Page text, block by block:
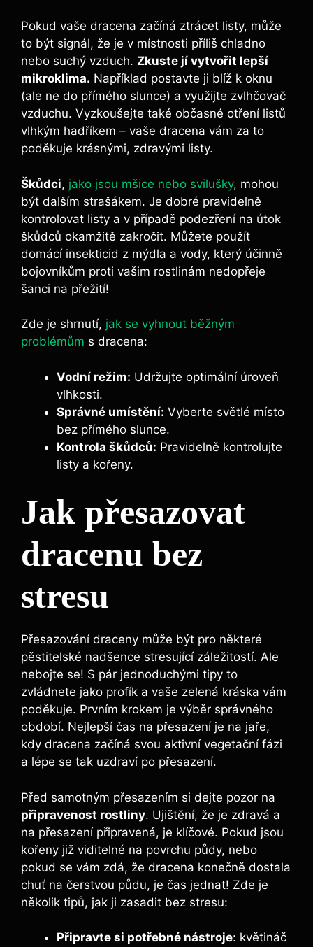
Pokud vaše dracena začíná ztrácet listy, může
to být signál, že je v místnosti příliš chladno
nebo suchý vzduch. Zkuste jí vytvořit lepší
mikroklima. Například postavte ji blíž k oknu
(ale ne do přímého slunce) a využijte zvlhčovač
vzduchu. Vyzkoušejte také občasné otření listů
vlhkým hadříkem – vaše dracena vám za to
poděkuje krásnými, zdravými listy.
Škůdci, jako jsou mšice nebo svilušky, mohou
být dalším strašákem. Je dobré pravidelně
kontrolovat listy a v případě podezření na útok
škůdců okamžitě zakročit. Můžete použít
domácí insekticid z mýdla a vody, který účinně
bojovníkům proti vašim rostlinám nedopřeje
šanci na přežití!
Zde je shrnutí, jak se vyhnout běžným
problémům s dracena:
Vodní režim: Udržujte optimální úroveň
vlhkosti.
Správné umístění: Vyberte světlé místo
bez přímého slunce.
Kontrola škůdců: Pravidelně kontrolujte
listy a kořeny.
Jak přesazovat
dracenu bez
stresu
Přesazování draceny může být pro některé
pěstitelské nadšence stresující záležitostí. Ale
nebojte se! S pár jednoduchými tipy to
zvládnete jako profík a vaše zelená kráska vám
poděkuje. Prvním krokem je výběr správného
období. Nejlepší čas na přesazení je na jaře,
kdy dracena začíná svou aktivní vegetační fázi
a lépe se tak uzdraví po přesazení.
Před samotným přesazením si dejte pozor na
připravenost rostliny. Ujištění, že je zdravá a
na přesazení připravená, je klíčové. Pokud jsou
kořeny již viditelné na povrchu půdy, nebo
pokud se vám zdá, že dracena konečně dostala
chuť na čerstvou půdu, je čas jednat! Zde je
několik tipů, jak ji zasadit bez stresu:
Připravte si potřebné nástroje: květináč